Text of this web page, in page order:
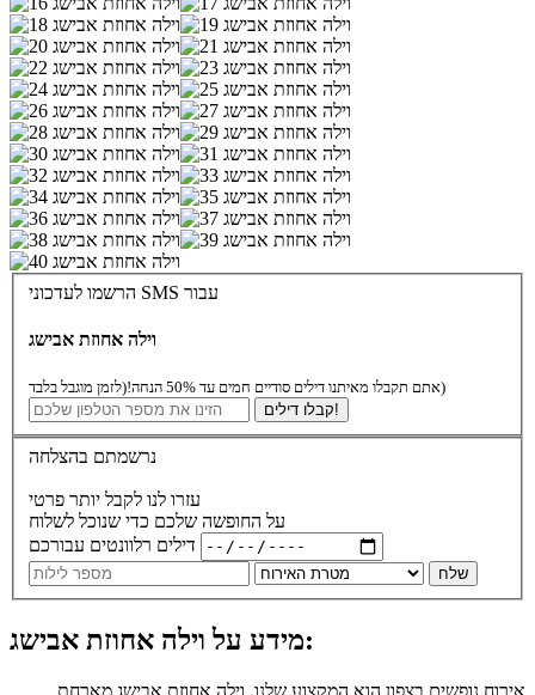
הרשמו לעדכוני SMS עבור
וילה אחוזת אבישג
אתם תקבלו מאיתנו דילים סודיים חמים עד 50% הנחה!(לזמן מוגבל בלבד)
קבלו דילים!
נרשמתם בהצלחה
עזרו לנו לקבל יותר פרטי
על החופשה שלכם כדי שנוכל לשלוח
שלח
מידע על וילה אחוזת אבישג:
אירוח נופשים בצפון הוא המקצוע שלנו, וילה אחוזת אבישג מארחת